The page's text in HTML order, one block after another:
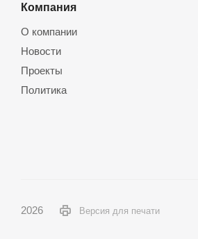
Компания
О компании
Новости
Проекты
Политика
2026 Версия для печати